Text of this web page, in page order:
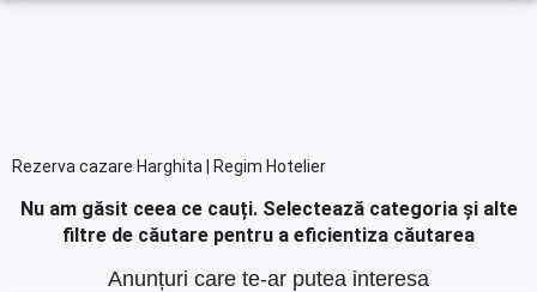
Rezerva cazare Harghita | Regim Hotelier
Nu am găsit ceea ce cauți. Selectează categoria și alte
filtre de căutare pentru a eficientiza căutarea
Anunțuri care te-ar putea interesa